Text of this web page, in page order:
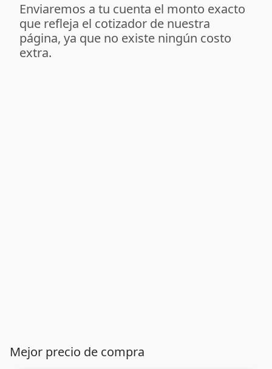
Enviaremos a tu cuenta el monto exacto
que refleja el cotizador de nuestra
página, ya que no existe ningún costo
extra.
Mejor precio de compra